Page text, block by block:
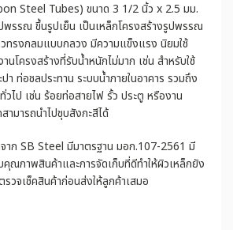
Steel Tubes) ขนาด 3 1/2 นิ้ว x 2.5 มม.
พรรณ ขึ้นรูปเย็น เป็นเหล็กโครงสร้างรูปพรรณ
ทรงกลมแบบกลวง มีความแข็งแรง นิยมใช้
นโครงสร้างที่รับน้ำหนักไม่มาก เช่น สำหรับใช้
า ท่อชลประทาน ระบบน้ำภายในอาคาร รวมถึง
วไป เช่น ร้อยท่อสายไฟ รั้ว ประตู หรืองาน
มารถนำไปชุบสังกะสีได้
าก SB Steel มีมาตรฐาน มอก.107-2561 มี
ณภาพสินค้าและการจัดเก็บที่ดีทำให้ผิวเหล็กยัง
วจเช็คสินค้าก่อนส่งให้ลูกค้าเสมอ